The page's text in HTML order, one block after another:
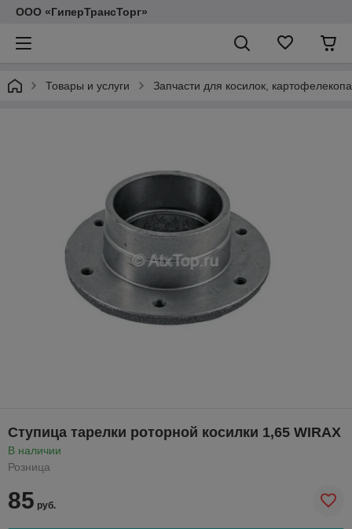
ООО «ГиперТрансТорг»
Товары и услуги Запчасти для косилок,
Ступица тарелки роторной косилки 1,65 WIRAX
В наличии
Розница
85 руб.